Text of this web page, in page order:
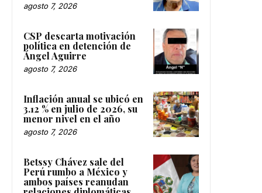
agosto 7, 2026
CSP descarta motivación
política en detención de
Ángel Aguirre
agosto 7, 2026
Inflación anual se ubicó en
3.12 % en julio de 2026, su
menor nivel en el año
agosto 7, 2026
Betssy Chávez sale del
Perú rumbo a México y
ambos países reanudan